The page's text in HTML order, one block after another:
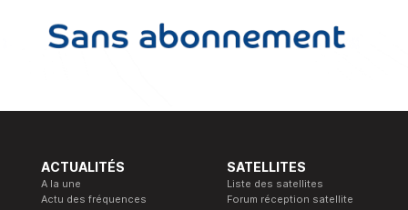
ACTUALITÉS
A la une
Actu des fréquences
SATELLITES
Liste des satellites
Forum réception satellite